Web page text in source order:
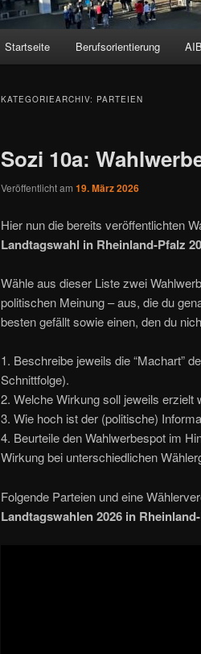
Startseite Berufsorientierung AIB
KATEGORIEARCHIV: PARTEIEN
Sozi 10a:
Veröffentlicht am 19. März 2026
Hier nun die bereits veröffentlichten
Landtagswahl in Rheinland-Pfalz
Wähle aus dieser Liste zwei
politischen Meinung – aus, die du
besten gefällt sowie einen, den du
1. Beschreibe jeweils die “Machart”
Schnittfolge).
2. Welche Wirkung soll jeweils erzielt
3. Wie hoch ist der (politische)
4. Beurteile den Wahlwerbespot im
Wirkung bei unterschiedlichen
Folgende Parteien und eine
Landtagswahlen 2026 in